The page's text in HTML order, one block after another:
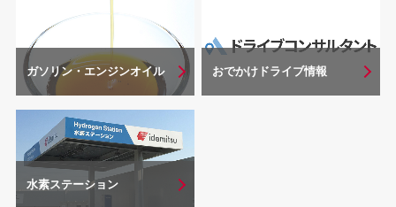
ガソリン・エンジンオイル おでかけドライブ情報
水素ステーション